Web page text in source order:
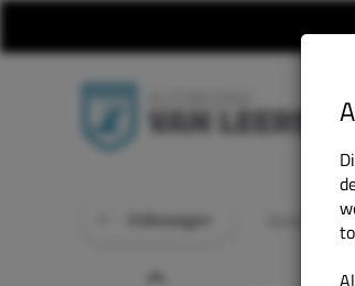
Volkswagen
Prev